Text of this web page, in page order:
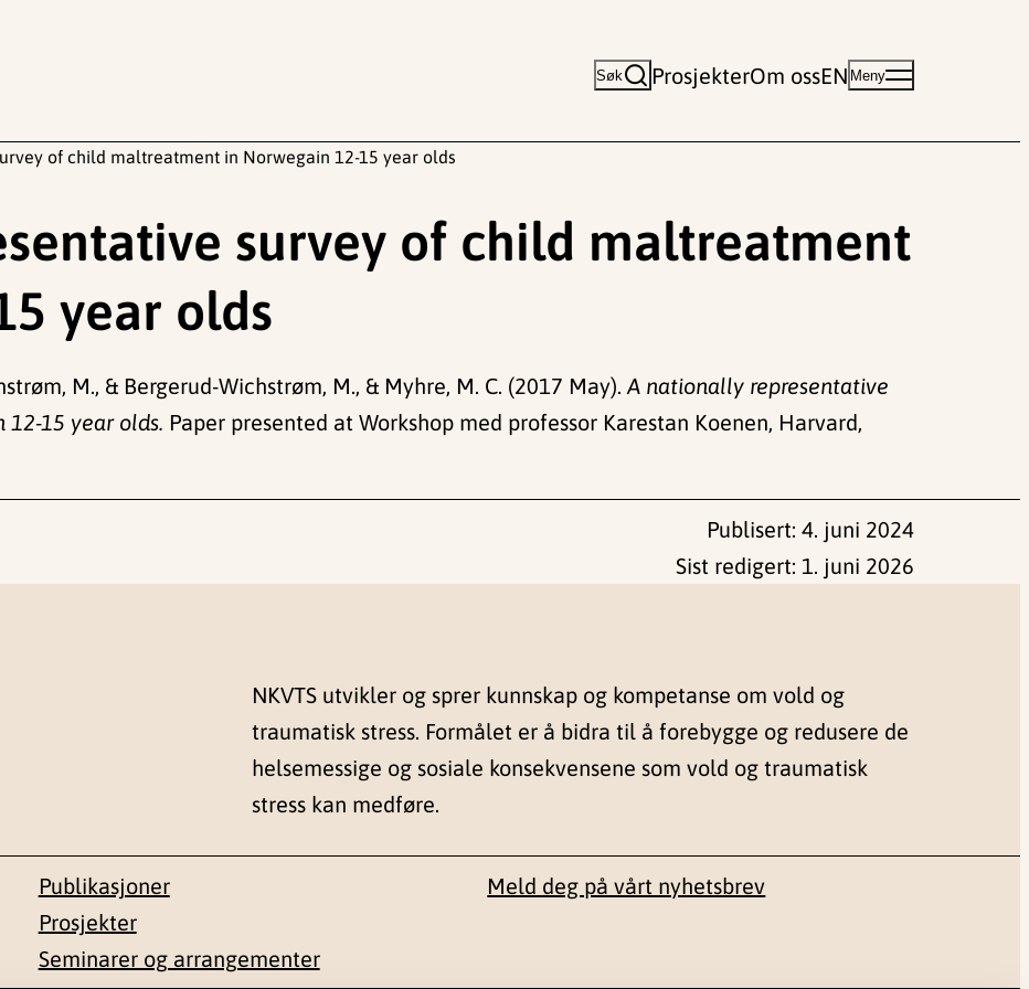
Søk ProsjekterOm ossEN Meny
of child maltreatment in Norwegain 12-15 year olds
survey of child maltreatment
year olds
M., & Bergerud-Wichstrøm, M., & Myhre, M. C. (2017 May). A nationally representative
15 year olds. Paper presented at Workshop med professor Karestan Koenen, Harvard,
Publisert: 4. juni 2024
Sist redigert: 1. juni 2026
NKVTS utvikler og sprer kunnskap og kompetanse om vold og
traumatisk stress. Formålet er å bidra til å forebygge og redusere de
helsemessige og sosiale konsekvensene som vold og traumatisk
stress kan medføre.
Publikasjoner
Prosjekter
Seminarer og arrangementer
Meld deg på vårt nyhetsbrev